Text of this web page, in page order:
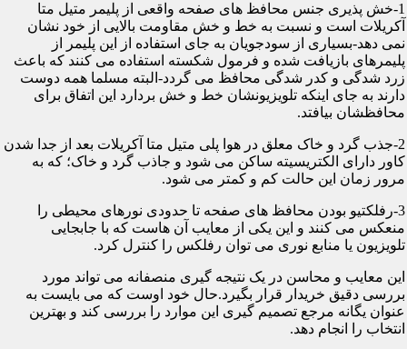
1-خش پذیری جنس محافظ های صفحه واقعی از پلیمر متیل متا
آکریلات است و نسبت به خط و خش مقاومت بالایی از خود نشان
نمی دهد-بسیاری از سودجویان به جای استفاده از این پلیمر از
پلیمرهای بازیافت شده و فرمول شکسته استفاده می کنند که باعث
زرد شدگی و کدر شدگی محافظ می گردد-البته مسلما همه دوست
دارند به جای اینکه تلویزیونشان خط و خش بردارد این اتفاق برای
محافظشان بیافتد.
2-جذب گرد و خاک معلق در هوا پلی متیل متا آکریلات بعد از جدا شدن
کاور دارای الکتریسیته ساکن می شود و جاذب گرد و خاک؛ که به
مرور زمان این حالت کم و کمتر می شود.
3-رفلکتیو بودن محافظ های صفحه تا حدودی نورهای محیطی را
منعکس می کنند و این یکی از معایب آن هاست که با جابجایی
تلویزیون یا منابع نوری می توان رفلکس را کنترل کرد.
این معایب و محاسن در یک نتیجه گیری منصفانه می تواند مورد
بررسی دقیق خریدار قرار بگیرد.حال خود اوست که می بایست به
عنوان یگانه مرجع تصمیم گیری این موارد را بررسی کند و بهترین
انتخاب را انجام دهد.